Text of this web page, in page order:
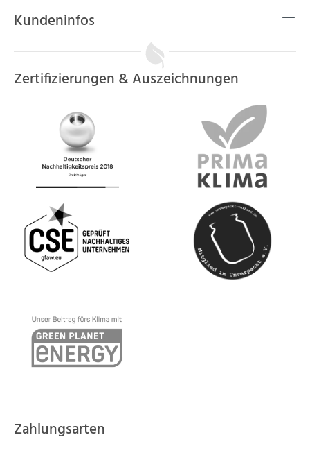
Kundeninfos
Zertifizierungen & Auszeichnungen
Zahlungsarten